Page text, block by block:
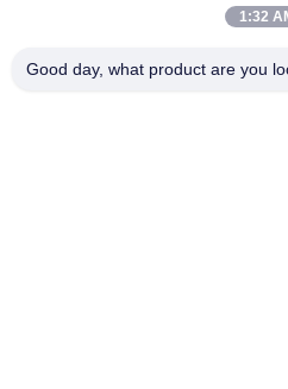
DEVELOPMENT, No 5298,
1:32
Good day, what product are you